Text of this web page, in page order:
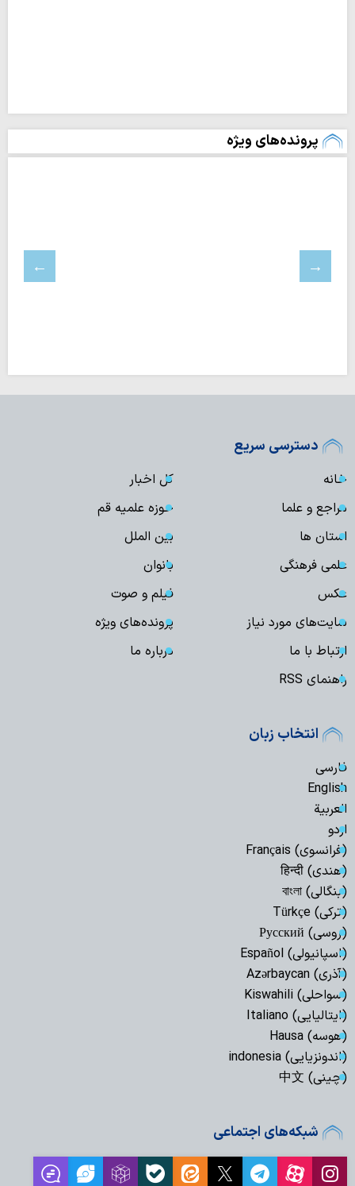
پرونده‌های ویژه
دسترسی سریع
خانه
کل اخبار
مراجع و علما
حوزه علمیه قم
استان ها
بین الملل
علمی فرهنگی
بانوان
عکس
فیلم و صوت
سایت‌های مورد نیاز
پرونده‌های ویژه
ارتباط با ما
درباره ما
راهنمای RSS
انتخاب زبان
فارسی
English
العربیة
اردو
(فرانسوی) Français
(هندی) हिन्दी
(بنگالی) বাংলা
(ترکی) Türkçe
(روسی) Русский
(اسپانیولی) Español
(آذری) Azərbaycan
(سواحلی) Kiswahili
(ایتالیایی) Italiano
(هوسه) Hausa
(اندونزیایی) indonesia
(چینی) 中文
شبکه‌های اجتماعی